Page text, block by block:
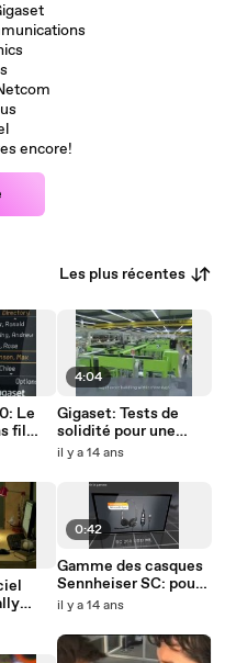
encore!
Les plus récentes
Le
fil
4:04
Gigaset: Tests de
solidité pour une
robustesse inégalée
il y a 14 ans
0:42
Gamme des casques
Sennheiser SC: pour
les bureaux et les
il y a 14 ans